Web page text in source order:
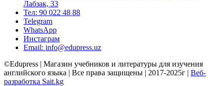
Лабзак, 33
Тел: 90 022 48 88
Telegram
WhatsApp
Инстаграм
Email: info@edupress.uz
©Edupress | Магазин учебников и литературы для изучения
английского языка | Все права защищены | 2017-2025г | Веб-
разработка Sait.kg